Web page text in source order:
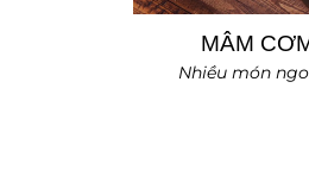
MÂM
Nhiều món